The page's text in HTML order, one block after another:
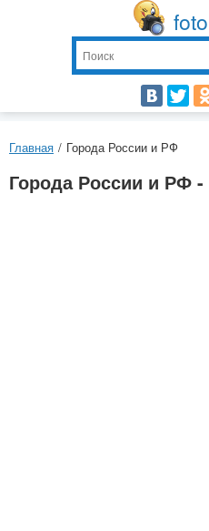
Главная / Города России и РФ
Города России и РФ -